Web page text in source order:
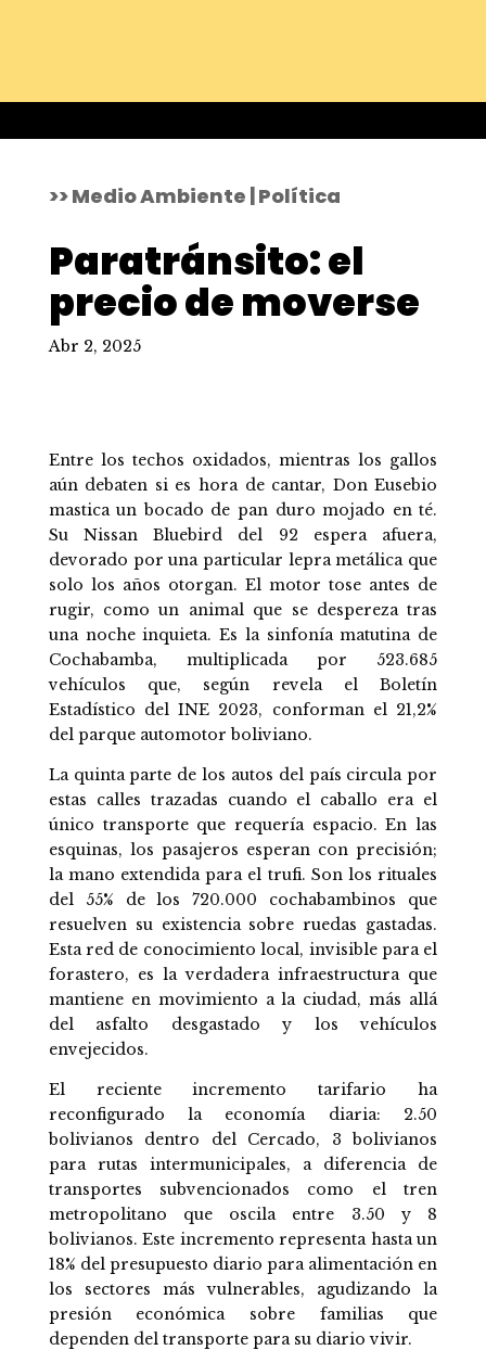
>> Medio Ambiente | Política
Paratránsito: el
precio de moverse
Abr 2, 2025
Entre los techos oxidados, mientras los gallos
aún debaten si es hora de cantar, Don Eusebio
mastica un bocado de pan duro mojado en té.
Su Nissan Bluebird del 92 espera afuera,
devorado por una particular lepra metálica que
solo los años otorgan. El motor tose antes de
rugir, como un animal que se despereza tras
una noche inquieta. Es la sinfonía matutina de
Cochabamba, multiplicada por 523.685
vehículos que, según revela el Boletín
Estadístico del INE 2023, conforman el 21,2%
del parque automotor boliviano.
La quinta parte de los autos del país circula por
estas calles trazadas cuando el caballo era el
único transporte que requería espacio. En las
esquinas, los pasajeros esperan con precisión;
la mano extendida para el trufi. Son los rituales
del 55% de los 720.000 cochabambinos que
resuelven su existencia sobre ruedas gastadas.
Esta red de conocimiento local, invisible para el
forastero, es la verdadera infraestructura que
mantiene en movimiento a la ciudad, más allá
del asfalto desgastado y los vehículos
envejecidos.
El reciente incremento tarifario ha
reconfigurado la economía diaria: 2.50
bolivianos dentro del Cercado, 3 bolivianos
para rutas intermunicipales, a diferencia de
transportes subvencionados como el tren
metropolitano que oscila entre 3.50 y 8
bolivianos. Este incremento representa hasta un
18% del presupuesto diario para alimentación en
los sectores más vulnerables, agudizando la
presión económica sobre familias que
dependen del transporte para su diario vivir.